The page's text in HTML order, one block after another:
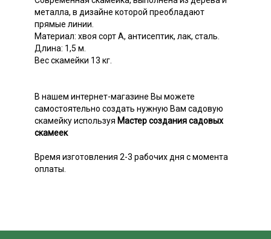
металла, в дизайне которой преобладают
прямые линии.
Материал: хвоя сорт А, антисептик, лак, сталь.
Длина: 1,5 м.
Вес скамейки 13 кг.
В нашем интернет-магазине Вы можете
самостоятельно создать нужную Вам садовую
скамейку используя Мастер создания садовых
скамеек
Время изготовления 2-3 рабочих дня с момента
оплаты.